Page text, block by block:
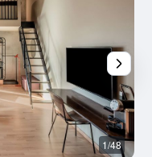
1/48